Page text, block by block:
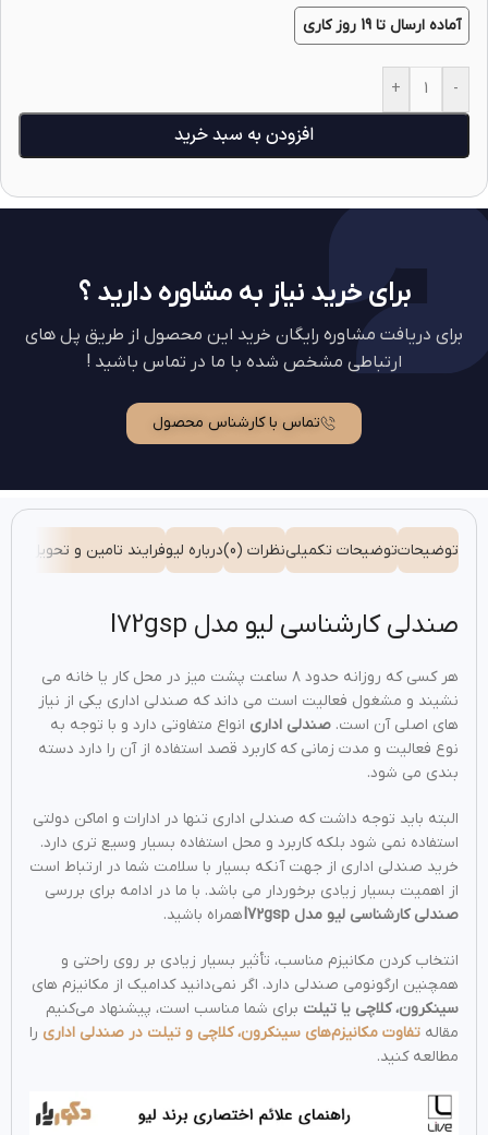
آماده ارسال تا 19 روز کاری
-
+
افزودن به سبد خرید
برای خرید نیاز به مشاوره دارید ؟
برای دریافت مشاوره رایگان خرید این محصول از طریق پل های
ارتباطی مشخص شده با ما در تماس باشید !
تماس با کارشناس محصول
توضیحاتتوضیحات تکمیلینظرات (0) درباره لیوفرایند تامین و تحویل
صندلی کارشناسی لیو مدل I72gsp
هر کسی که روزانه حدود ۸ ساعت پشت میز در محل کار یا خانه می
نشیند و مشغول فعالیت است می داند که صندلی اداری یکی از نیاز
های اصلی آن است. صندلی اداری انواع متفاوتی دارد و با توجه به
نوع فعالیت و مدت زمانی که کاربرد قصد استفاده از آن را دارد دسته
بندی می شود.
البته باید توجه داشت که صندلی اداری تنها در ادارات و اماکن دولتی
استفاده نمی شود بلکه کاربرد و محل استفاده بسیار وسیع تری دارد.
خرید صندلی اداری از جهت آنکه بسیار با سلامت شما در ارتباط است
از اهمیت بسیار زیادی برخوردار می باشد. با ما در ادامه برای بررسی
صندلی کارشناسی لیو مدل I72gsp
همراه باشید.
انتخاب کردن مکانیزم مناسب، تأثیر بسیار زیادی بر روی راحتی و
همچنین ارگونومی صندلی دارد. اگر نمی‌دانید کدامیک از مکانیزم های
سینکرون، کلاچی یا تیلت برای شما مناسب‌ است، پیشنهاد می‌کنیم
مقاله تفاوت مکانیزم‌های سینکرون، کلاچی و تیلت در صندلی اداری را
مطالعه کنید.